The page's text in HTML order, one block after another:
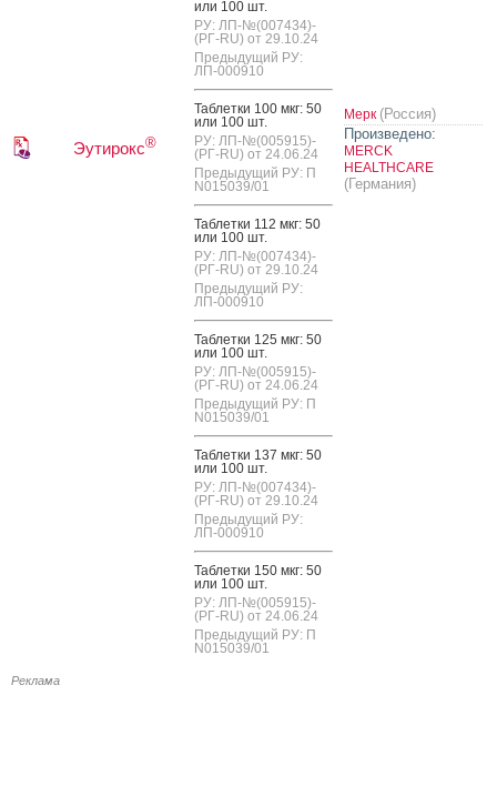
Эутирокс®
или 100 шт.
РУ: ЛП-№(007434)-
(РГ-RU) от 29.10.24
Предыдущий РУ:
ЛП-000910
Таб­летки 100 мкг: 50
или 100 шт.
РУ: ЛП-№(005915)-
(РГ-RU) от 24.06.24
Предыдущий РУ: П
N015039/01
Таб­летки 112 мкг: 50
или 100 шт.
РУ: ЛП-№(007434)-
(РГ-RU) от 29.10.24
Предыдущий РУ:
ЛП-000910
Таб­летки 125 мкг: 50
или 100 шт.
РУ: ЛП-№(005915)-
(РГ-RU) от 24.06.24
Предыдущий РУ: П
N015039/01
Таб­летки 137 мкг: 50
или 100 шт.
РУ: ЛП-№(007434)-
(РГ-RU) от 29.10.24
Предыдущий РУ:
ЛП-000910
Таб­летки 150 мкг: 50
или 100 шт.
РУ: ЛП-№(005915)-
(РГ-RU) от 24.06.24
Предыдущий РУ: П
N015039/01
Мерк (Россия)
Произведено:
MERCK
HEALTHCARE
(Германия)
Реклама